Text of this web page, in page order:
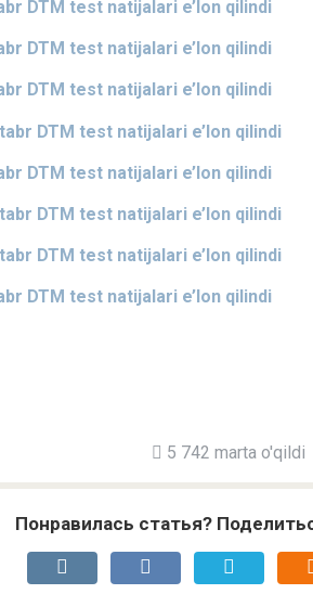
DTM test natijalari e’lon qilindi
DTM test natijalari e’lon qilindi
DTM test natijalari e’lon qilindi
DTM test natijalari e’lon qilindi
DTM test natijalari e’lon qilindi
DTM test natijalari e’lon qilindi
DTM test natijalari e’lon qilindi
DTM test natijalari e’lon qilindi
5 742 marta o'qildi
Понравилась статья?